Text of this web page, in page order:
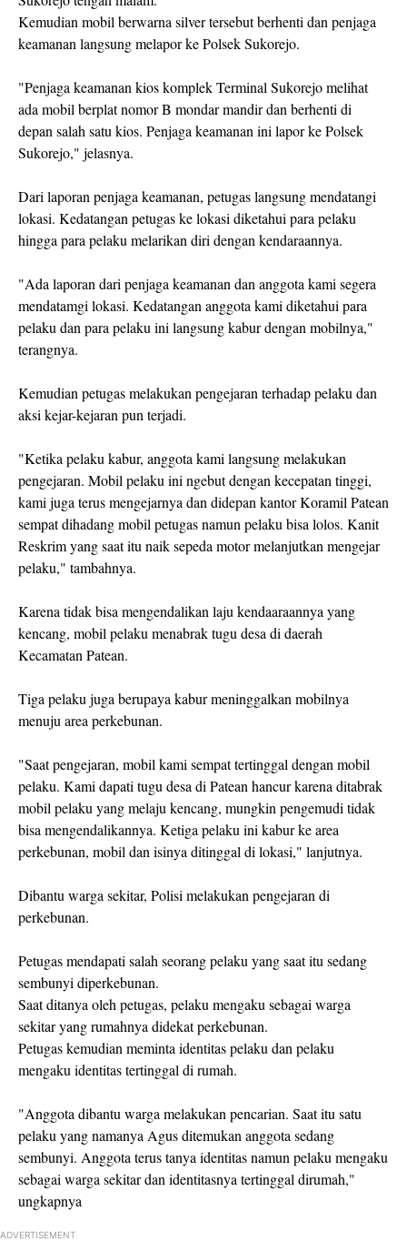
Kemudian mobil berwarna silver tersebut berhenti dan penjaga
keamanan langsung melapor ke Polsek Sukorejo.
"Penjaga keamanan kios komplek Terminal Sukorejo melihat
ada mobil berplat nomor B mondar mandir dan berhenti di
depan salah satu kios. Penjaga keamanan ini lapor ke Polsek
Sukorejo," jelasnya.
Dari laporan penjaga keamanan, petugas langsung mendatangi
lokasi. Kedatangan petugas ke lokasi diketahui para pelaku
hingga para pelaku melarikan diri dengan kendaraannya.
"Ada laporan dari penjaga keamanan dan anggota kami segera
mendatamgi lokasi. Kedatangan anggota kami diketahui para
pelaku dan para pelaku ini langsung kabur dengan mobilnya,"
terangnya.
Kemudian petugas melakukan pengejaran terhadap pelaku dan
aksi kejar-kejaran pun terjadi.
"Ketika pelaku kabur, anggota kami langsung melakukan
pengejaran. Mobil pelaku ini ngebut dengan kecepatan tinggi,
kami juga terus mengejarnya dan didepan kantor Koramil Patean
sempat dihadang mobil petugas namun pelaku bisa lolos. Kanit
Reskrim yang saat itu naik sepeda motor melanjutkan mengejar
pelaku," tambahnya.
Karena tidak bisa mengendalikan laju kendaaraannya yang
kencang, mobil pelaku menabrak tugu desa di daerah
Kecamatan Patean.
Tiga pelaku juga berupaya kabur meninggalkan mobilnya
menuju area perkebunan.
"Saat pengejaran, mobil kami sempat tertinggal dengan mobil
pelaku. Kami dapati tugu desa di Patean hancur karena ditabrak
mobil pelaku yang melaju kencang, mungkin pengemudi tidak
bisa mengendalikannya. Ketiga pelaku ini kabur ke area
perkebunan, mobil dan isinya ditinggal di lokasi," lanjutnya.
Dibantu warga sekitar, Polisi melakukan pengejaran di
perkebunan.
Petugas mendapati salah seorang pelaku yang saat itu sedang
sembunyi diperkebunan.
Saat ditanya oleh petugas, pelaku mengaku sebagai warga
sekitar yang rumahnya didekat perkebunan.
Petugas kemudian meminta identitas pelaku dan pelaku
mengaku identitas tertinggal di rumah.
"Anggota dibantu warga melakukan pencarian. Saat itu satu
pelaku yang namanya Agus ditemukan anggota sedang
sembunyi. Anggota terus tanya identitas namun pelaku mengaku
sebagai warga sekitar dan identitasnya tertinggal dirumah,"
ungkapnya
ADVERTISEMENT